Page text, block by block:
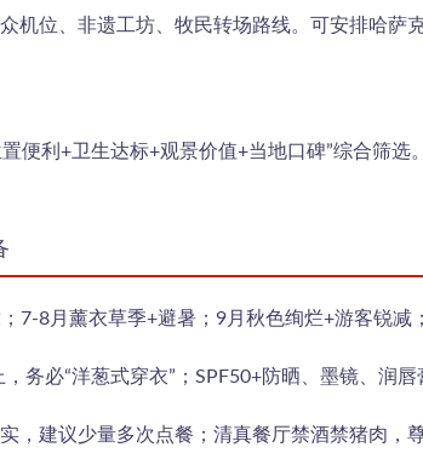
机位、非遗工坊、牧民转场路线。可安排哈萨
便利+卫生达标+观景价值+当地口碑”综合筛
7-8月薰衣草季+避暑；9月秋色绚烂+游客锐减
务必“洋葱式穿衣”；SPF50+防晒、墨镜、润
，建议少量多次点餐；清真餐厅禁酒禁猪肉，